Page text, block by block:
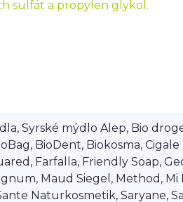
sulfát a propylen glykol.
Syrské mýdlo Alep, Bio
BioDent, Biokosma,
Farfalla, Friendly Soap,
Maud Siegel, Method,
Naturkosmetik, Saryane,